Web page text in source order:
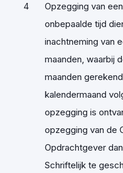
Opzegging van
onbepaalde tijd
inachtneming van
maanden, waarbij
maanden
kalendermaand
opzegging is
opzegging van de
Opdrachtgever
Schriftelijk te